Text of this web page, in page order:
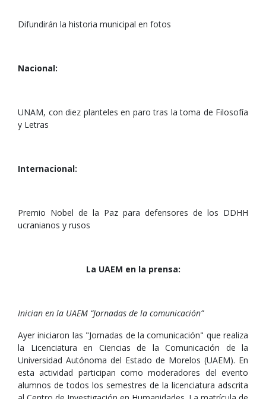
Difundirán la historia municipal en fotos
Nacional:
UNAM, con diez planteles en paro tras la toma de Filosofía
y Letras
Internacional:
Premio Nobel de la Paz para defensores de los DDHH
ucranianos y rusos
La UAEM en la prensa:
Inician en la UAEM “Jornadas de la comunicación”
Ayer iniciaron las "Jornadas de la comunicación" que realiza
la Licenciatura en Ciencias de la Comunicación de la
Universidad Autónoma del Estado de Morelos (UAEM). En
esta actividad participan como moderadores del evento
alumnos de todos los semestres de la licenciatura adscrita